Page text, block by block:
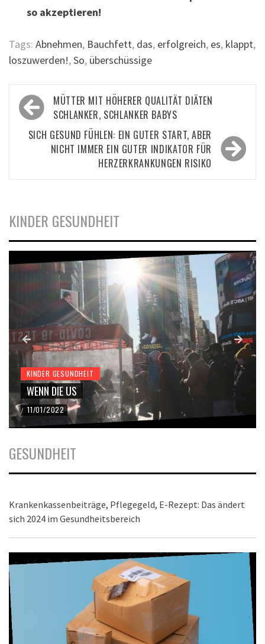
so akzeptieren!
Tags: Abnehmen, Bauchfett, das, erfolgreich, es, klappt,
loszuwerden!,So, überschüssige
Beitragsnavigation
MÜTTER MIT HÖHERER QUALITÄT DIÄTEN
SCHLANKER, SCHLANKER BABYS
SICH GESUND FÜHLEN: EIN GUTER START, ABER
NICHT IMMER EIN GUTER INDIKATOR FÜR
HERZERKRANKUNGEN RISIKO
KINDER GESUNDHEIT
KINDER GESUNDHEIT
WENN DIE US
/ 11/01/2022
GESUNDHEIT
Krankenkassenbeiträge, Pflegegeld, E-Rezept: Das ändert
sich 2024 im Gesundheitsbereich